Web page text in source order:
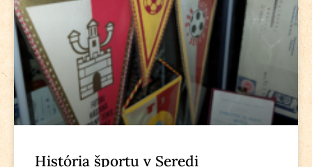
História športu v Seredi